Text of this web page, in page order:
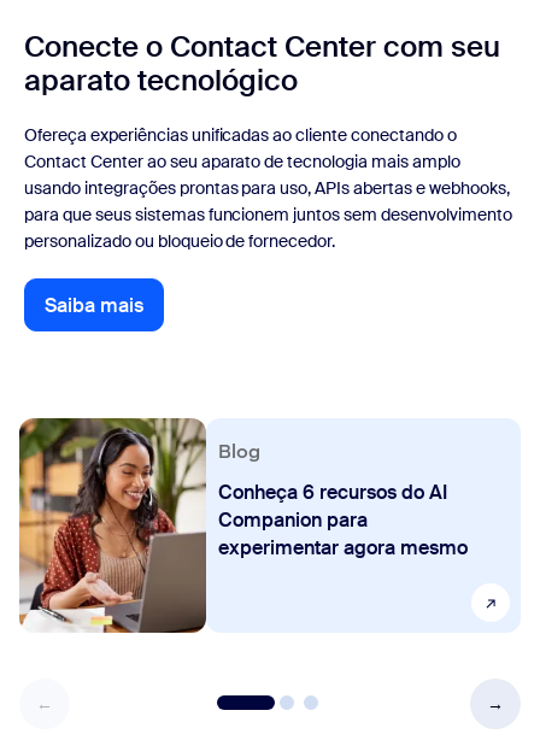
Conecte o Contact Center com seu
aparato tecnológico
Ofereça experiências unificadas ao cliente conectando o
Contact Center ao seu aparato de tecnologia mais amplo
usando integrações prontas para uso, APIs abertas e webhooks,
para que seus sistemas funcionem juntos sem desenvolvimento
personalizado ou bloqueio de fornecedor.
Saiba mais
Saiba mais
Blog
Conheça 6 recursos do AI
Companion para
experimentar agora mesmo